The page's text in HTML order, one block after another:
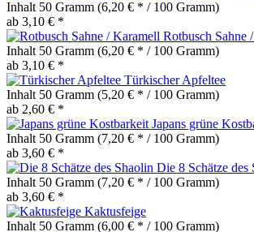
Inhalt 50 Gramm (6,20 € * / 100 Gramm)
ab 3,10 € *
Rotbusch Sahne
Inhalt 50 Gramm (6,20 € * / 100 Gramm)
ab 3,10 € *
Türkischer Apfeltee
Inhalt 50 Gramm (5,20 € * / 100 Gramm)
ab 2,60 € *
Japans grüne
Inhalt 50 Gramm (7,20 € * / 100 Gramm)
ab 3,60 € *
Die 8 Schätze des
Inhalt 50 Gramm (7,20 € * / 100 Gramm)
ab 3,60 € *
Kaktusfeige
Inhalt 50 Gramm (6,00 € * / 100 Gramm)